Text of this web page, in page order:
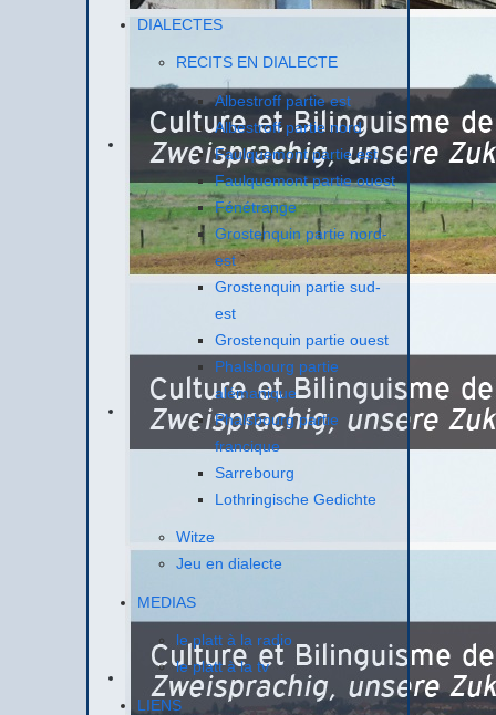
DIALECTES
RECITS EN DIALECTE
Albestroff partie est
Albestroff partie nord
Faulquemont partie est
Faulquemont partie ouest
Fénétrange
Grostenquin partie nord-
est
Grostenquin partie sud-
est
Grostenquin partie ouest
Phalsbourg partie
alémanique
Phalsbourg partie
francique
Sarrebourg
Lothringische Gedichte
Witze
Jeu en dialecte
MEDIAS
le platt à la radio
le platt à la tv
LIENS